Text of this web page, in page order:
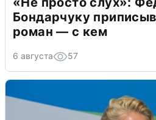
Бондарчуку
роман — с кем
6 августа 57